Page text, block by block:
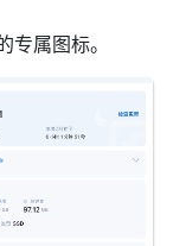
属图标。